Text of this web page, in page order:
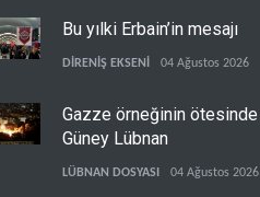
Bu yılki Erbain’in mesajı
DİRENİŞ EKSENİ 04 Ağustos 2026
Gazze örneğinin ötesinde
Güney Lübnan
LÜBNAN DOSYASI 04 Ağustos 2026